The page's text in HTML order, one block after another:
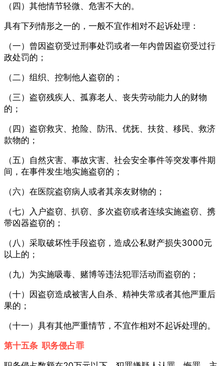
（四）其他情节轻微、危害不大的。
具有下列情形之一的，一般不宜作相对不起诉处理：
（一）曾因盗窃受过刑事处罚或者一年内曾因盗窃受过行
政处罚的；
（二）组织、控制他人盗窃的；
（三）盗窃残疾人、孤寡老人、丧失劳动能力人的财物
的；
（四）盗窃救灾、抢险、防汛、优抚、扶贫、移民、救济
款物的；
（五）自然灾害、事故灾害、社会安全事件等突发事件期
间，在事件发生地实施盗窃的；
（六）在医院盗窃病人或者其亲友财物的；
（七）入户盗窃、扒窃、多次盗窃或者连续实施盗窃、携
带凶器盗窃的；
（八）采取破坏性手段盗窃，造成公私财产损失3000元
以上的；
（九）为实施吸毒、赌博等违法犯罪活动而盗窃的；
（十）因盗窃造成被害人自杀、精神失常或者其他严重后
果的；
（十一）具有其他严重情节，不宜作相对不起诉处理的。
第十五条 职务侵占罪